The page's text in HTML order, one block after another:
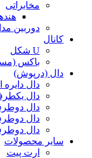
مخابراتی
دوربین
کانال
U شکل
باکس
دال (درپوش)
دال
دال
دال
دال
دال
سایر محصولات
ارت پیت